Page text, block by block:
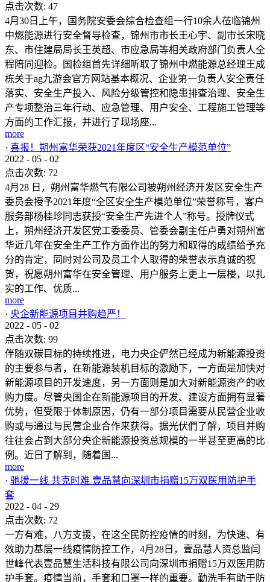
点击次数: 47
4月30日上午，国务院安委会综合检查组一行10余人莅临锦州
中燃能源进行安全督导检查，锦州市市长王心宇、副市长宋晓
东、市住建局局长王英超、市应急局等相关政府部门负责人全
程陪同迎检。国检组首先详细听取了锦州中燃能源总经理王成
栋关于ag九游会官方网站基本概况、企业第一负责人安全责任
落实、安全生产投入、风险分级管控和隐患排查治理、安全生
产专项整治三年行动、应急管理、用户安全、工程施工管理等
方面的工作汇报，并进行了现场座...
more
· 喜报！朔州富华荣获2021年度区“安全生产模范单位”
2022 - 05 - 02
点击次数: 72
4月28 日，朔州富华燃气有限公司被朔州经济开发区安全生产
委员会授予2021年度“全区安全生产模范单位”荣誉称号，客户
服务部杨桂珍同志获授“安全生产先进个人”称号。授牌仪式
上，朔州经济开发区党工委委员、管委会副主任卢勇对朔州富
华近几年在安全生产工作方面作出的努力和取得的成绩给予充
分的肯定，同时对公司及员工个人取得的荣誉表示真诚的祝
贺，祝愿朔州富华在安全管理、用户服务上更上一层楼，以扎
实的工作、优质...
more
· 央企新能源项目并购趋严！
2022 - 05 - 02
点击次数: 99
伴随双碳目标的持续推进，电力央企俨然已经成为新能源投资
的主要参与者，在新能源装机目标的激励下，一方面是加快对
新能源项目的开发速度，另一方面则是加大对新能源资产的收
购力度。尽管央国企在新能源项目的开发、建设方面拥有显著
优势，但受限于体制原因，仍有一部分项目需要从民营企业收
购或与通过与民营企业合作来获得。据光伏們了解，项目并购
往往会占到大部分央企新能源投资总规模的一半甚至更高的比
例。近日了解到，随着国...
more
· 驰援一线 共克时难 壹品慧向深圳市捐赠15万双医用防护手
套
2022 - 04 - 29
点击次数: 72
一方有难，八方支援，在这全民防控疫情的时刻，为快速、有
效助力基层一线疫情防控工作，4月28日，壹品慧人资总监闫
世峰代表壹品慧生活科技有限公司向深圳市捐赠15万双医用防
护手套。疫情当前，手套和口罩一样的重要。勤洗手有助于防